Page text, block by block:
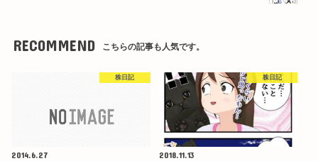
RECOMMEND こちらの記事も人気です。
株日記
2014.6.27
株日記
2018.11.13